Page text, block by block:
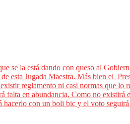
se la está dando con queso al
Jugada Maestra. Más bien el
reglamento ni casi normas que lo
falta en abundancia. Como no
con un boli bic y el voto